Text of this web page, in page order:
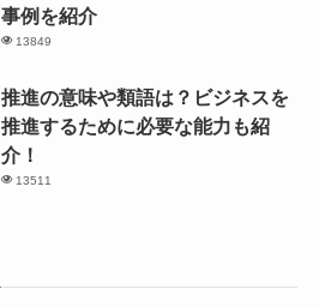
事例を紹介
13849
推進の意味や類語は？ビジネスを
推進するために必要な能力も紹
介！
13511